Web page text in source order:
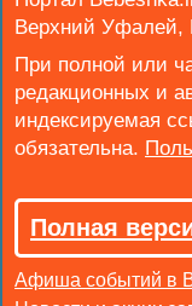
Верхний Уфалей,
При полной или
редакционных и
индексируемая
обязательна.
Полная
Афиша событий в